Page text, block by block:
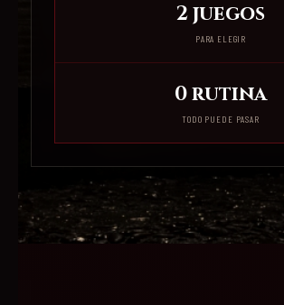
2 juegos
PARA ELEGIR
0 rutina
TODO PUEDE PASAR